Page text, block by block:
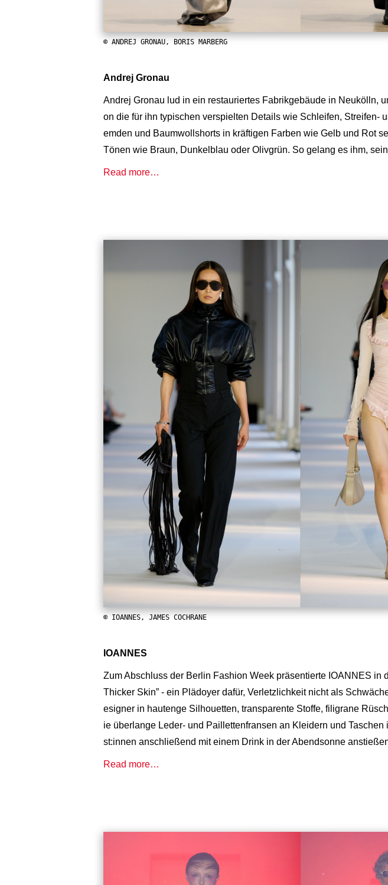
© ANDREJ GRONAU, BORIS MARBERG
Andrej Gronau
Andrej Gronau lud in ein restauriertes Fabrikgebäude in Neukölln,
on die für ihn typischen verspielten Details wie Schleifen, Streifen-
emden und Baumwollshorts in kräftigen Farben wie Gelb und Rot
Tönen wie Braun, Dunkelblau oder Olivgrün. So gelang es ihm,
Read more…
© IOANNES, JAMES COCHRANE
IOANNES
Zum Abschluss der Berlin Fashion Week präsentierte IOANNES
Thicker Skin” - ein Plädoyer dafür, Verletzlichkeit nicht als
esigner in hautenge Silhouetten, transparente Stoffe, filigrane
ie überlange Leder- und Paillettenfransen an Kleidern und
st:innen anschließend mit einem Drink in der Abendsonne
Read more…